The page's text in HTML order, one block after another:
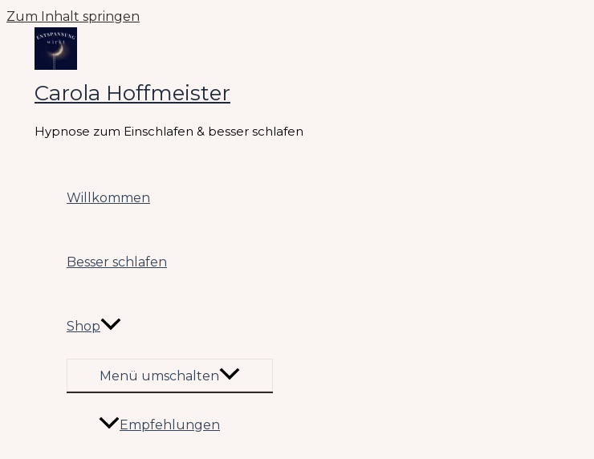
Zum Inhalt springen
Carola Hoffmeister
Hypnose zum Einschlafen & besser schlafen
Willkommen
Besser schlafen
Shop
Menü umschalten
Empfehlungen